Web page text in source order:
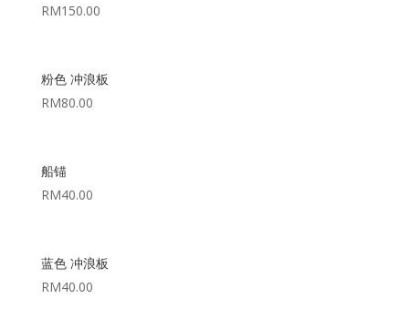
RM150.00
粉色 冲浪板
RM80.00
船锚
RM40.00
蓝色 冲浪板
RM40.00